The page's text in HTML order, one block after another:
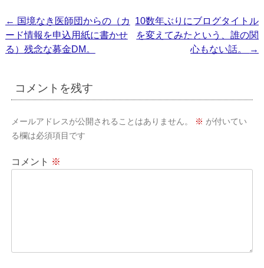
投
稿
ゲ
シ
ン
← 国境なき医師団からの（カ
ード情報を申込用紙に書かせ
る）残念な募金DM。
10数年ぶりにブログタイトル
を変えてみたという、誰の関
心もない話。
→
コメントを残す
メールアドレスが公開されることはありません。 ※ が付いてい
る欄は必須項目です
コメント ※